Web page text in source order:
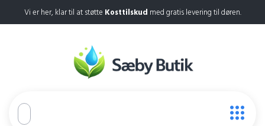
Vi er her, klar til at støtte Kosttilskud med gratis levering til døren.